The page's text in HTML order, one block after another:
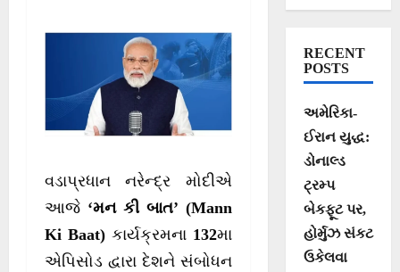
સંદેશ
વડાપ્રધાન નરેન્દ્ર મોદીએ
આજે ‘મન કી બાત’ (Mann
Ki Baat)કાર્યક્રમના 132મા
એપિસોડ દ્વારા દેશને સંબોધન
RECENT
POSTS
અમેરિકા-
ઈરાન યુદ્ધ:
ડોનાલ્ડ
ટ્રમ્પ
બેકફૂટ પર,
હોર્મુઝ સંકટ
ઉકેલવા